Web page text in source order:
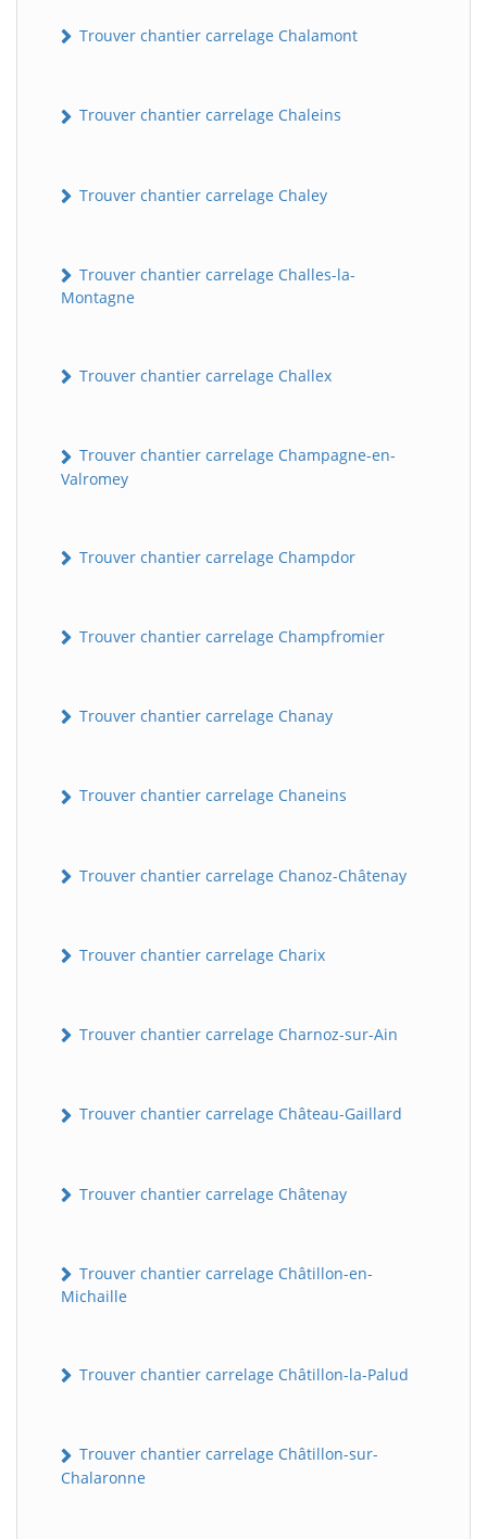
Trouver chantier carrelage Chalamont
Trouver chantier carrelage Chaleins
Trouver chantier carrelage Chaley
Trouver chantier carrelage Challes-la-
Montagne
Trouver chantier carrelage Challex
Trouver chantier carrelage Champagne-en-
Valromey
Trouver chantier carrelage Champdor
Trouver chantier carrelage Champfromier
Trouver chantier carrelage Chanay
Trouver chantier carrelage Chaneins
Trouver chantier carrelage Chanoz-Châtenay
Trouver chantier carrelage Charix
Trouver chantier carrelage Charnoz-sur-Ain
Trouver chantier carrelage Château-Gaillard
Trouver chantier carrelage Châtenay
Trouver chantier carrelage Châtillon-en-
Michaille
Trouver chantier carrelage Châtillon-la-Palud
Trouver chantier carrelage Châtillon-sur-
Chalaronne